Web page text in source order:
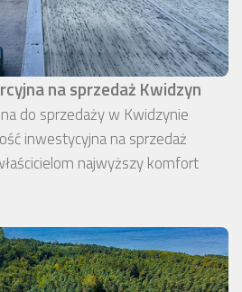
na sprzedaż Kwidzyn
do sprzedaży w Kwidzynie
inwestycyjna na sprzedaż
najwyższy komfort